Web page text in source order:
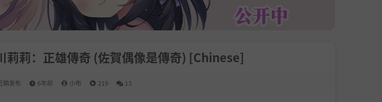
莉：正雄傳奇 (佐賀偶像是傳奇) [Chinese]
期发布 6年前 小布 219 13